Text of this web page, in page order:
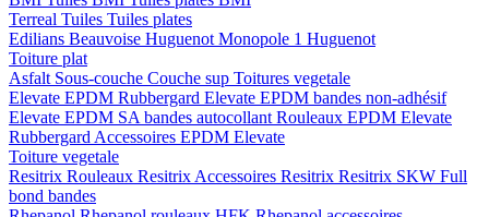
Terreal Tuiles Tuiles plates
Edilians Beauvoise Huguenot Monopole 1 Huguenot
Toiture plat
Asfalt Sous-couche Couche sup Toitures vegetale
Elevate EPDM Rubbergard Elevate EPDM bandes non-adhésif
Elevate EPDM SA bandes autocollant Rouleaux EPDM Elevate
Rubbergard Accessoires EPDM Elevate
Toiture vegetale
Resitrix Rouleaux Resitrix Accessoires Resitrix Resitrix SKW Full
bond bandes